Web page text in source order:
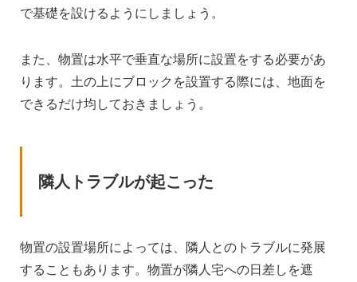
で基礎を設けるようにしましょう。
また、物置は水平で垂直な場所に設置をする必要があ
ります。土の上にブロックを設置する際には、地面を
できるだけ均しておきましょう。
隣人トラブルが起こった
物置の設置場所によっては、隣人とのトラブルに発展
することもあります。物置が隣人宅への日差しを遮